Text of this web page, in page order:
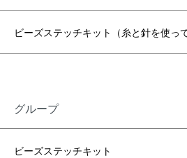
ビーズステッチキット（糸と針を使っ
グループ
ビーズステッチキット